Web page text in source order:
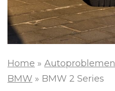
Home » Autoproblemen
BMW » BMW 2 Series